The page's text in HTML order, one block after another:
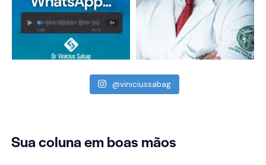
@viniciussabag
Sua colunaem boas mãos